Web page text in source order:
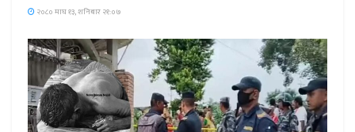
२०८० माघ १३, शनिबार २१:०७